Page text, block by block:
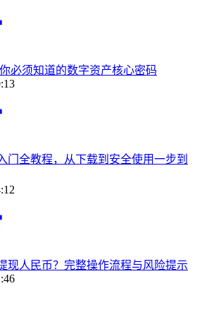
必须知道的数字资产核心密码
门全教程，从下载到安全使用一步到
现人民币？完整操作流程与风险提示